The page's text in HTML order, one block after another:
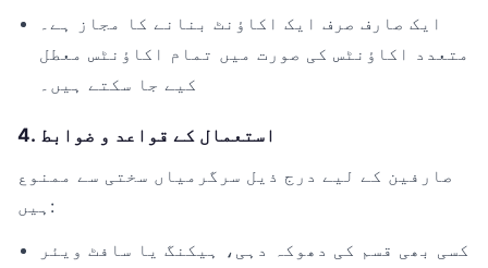
ایک صارف صرف ایک اکاؤنٹ بنانے کا مجاز ہے۔
متعدد اکاؤنٹس کی صورت میں تمام اکاؤنٹس معطل
کیے جا سکتے ہیں۔
4. استعمال کے قواعد و ضوابط
صارفین کے لیے درج ذیل سرگرمیاں سختی سے ممنوع
ہیں:
کسی بھی قسم کی دھوکہ دہی، ہیکنگ یا سافٹ ویئر